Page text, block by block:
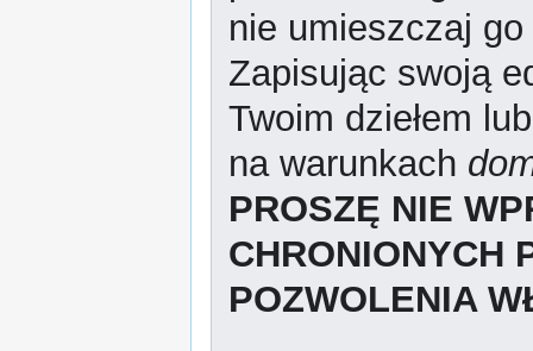
nie umieszczaj
Zapisując swoją
Twoim dziełem
na warunkach
PROSZĘ NIE
CHRONIONYCH
POZWOLENIA